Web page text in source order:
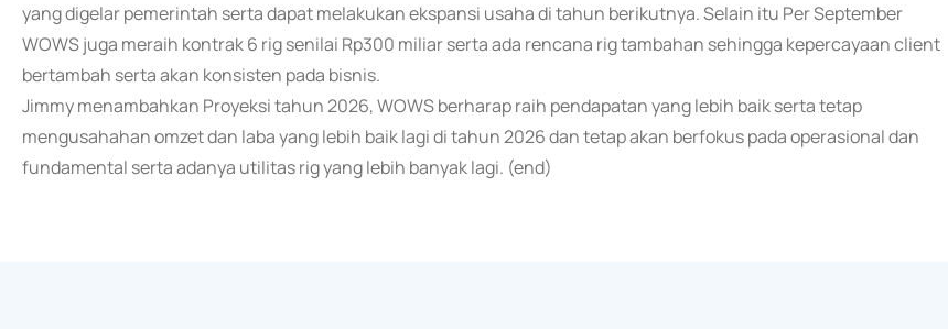
yang digelar pemerintah serta dapat melakukan ekspansi usaha di tahun berikutnya. Selain itu Per September
WOWS juga meraih kontrak 6 rig senilai Rp300 miliar serta ada rencana rig tambahan sehingga kepercayaan client
bertambah serta akan konsisten pada bisnis.
Jimmy menambahkan Proyeksi tahun 2026, WOWS berharap raih pendapatan yang lebih baik serta tetap
mengusahahan omzet dan laba yang lebih baik lagi di tahun 2026 dan tetap akan berfokus pada operasional dan
fundamental serta adanya utilitas rig yang lebih banyak lagi. (end)